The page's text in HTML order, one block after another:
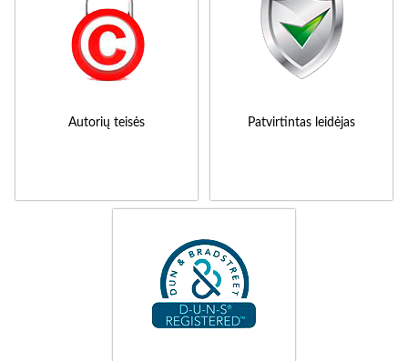
Autorių teisės Patvirtintas leidėjas